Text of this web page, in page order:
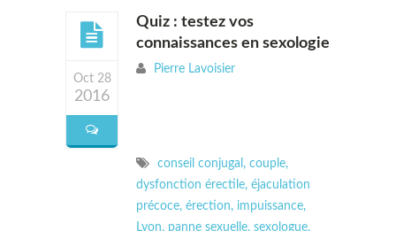
Oct 28
2016
Quiz : testez vos
connaissances en sexologie
Pierre Lavoisier
conseil conjugal , couple,
dysfonction érectile, éjaculation
précoce, érection, impuissance,
Lyon, panne sexuelle, sexologue,